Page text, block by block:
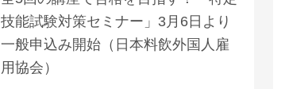
技能試験対策セミナー」3月6日より
一般申込み開始（日本料飲外国人雇
用協会）